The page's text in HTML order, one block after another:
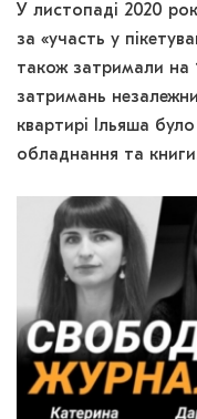
У листопаді 2020
за «участь у
також затримали на
затримань
квартирі Ільяша
обладнання та